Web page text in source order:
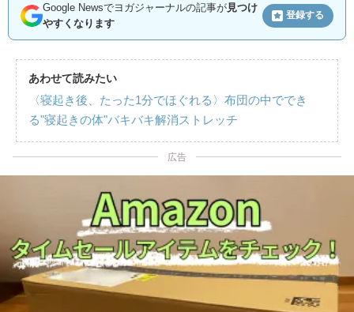
Google Newsでヨガジャーナルの記事が見つけ
やすくなります
登録する
あわせて読みたい
〈寝起き後、たった1分でほぐれる〉布団の中ででき
る"寝起きの体"バキバキ解消ストレッチ
広告